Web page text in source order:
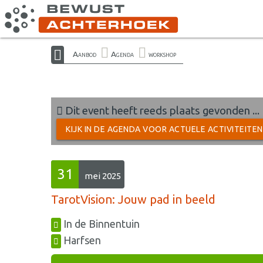
Aanbod Agenda workshop
Dit event heeft reeds plaats gevonden ...
KIJK IN DE AGENDA VOOR ACTUELE
31 mei 2025
TarotVision: Jouw pad in beeld
In de Binnentuin
Harfsen